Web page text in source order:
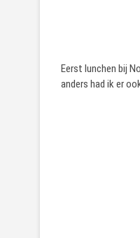
Eerst lunchen bij
anders had ik er